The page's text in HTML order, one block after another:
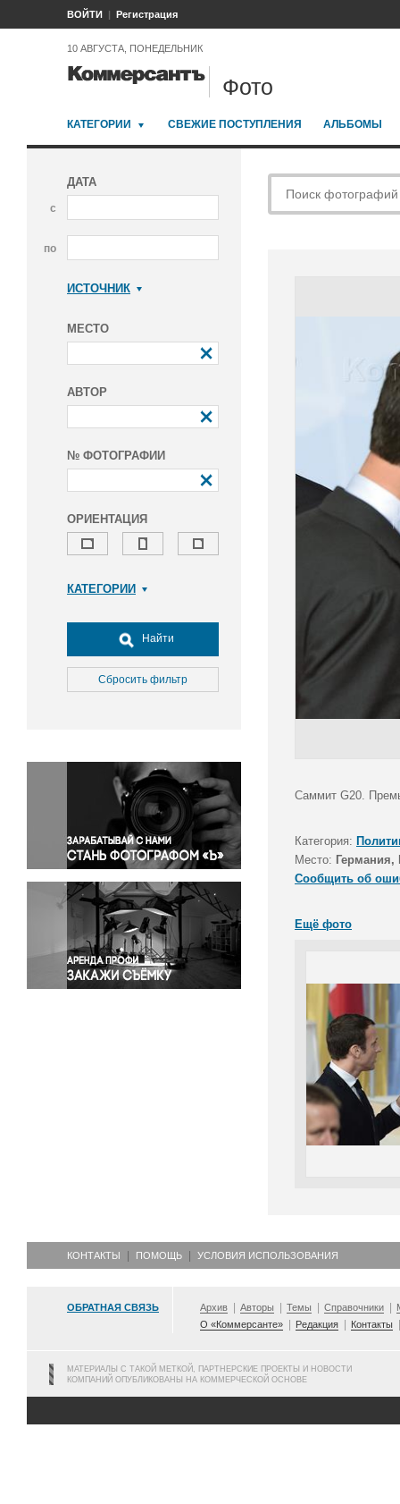
ВОЙТИ Регистрация
10 АВГУСТА, ПОНЕДЕЛЬНИК
Фото
КАТЕГОРИИ СВЕЖИЕ ПОСТУПЛЕНИЯ АЛЬБОМЫ
ДАТА
с
по
ИСТОЧНИК
МЕСТО
АВТОР
№ ФОТОГРАФИИ
ОРИЕНТАЦИЯ
КАТЕГОРИИ
Досуг, туризм и отдых
Культура
Медицина
Окружающая среда
Политика
Правосудие
Происшествия и конфликты
Религия
Светская жизнь
Спорт
Экология
Экономика и бизнес
Найти
Сбросить фильтр
Саммит G20.
Категория:
Место: Германия,
Сообщить об
Ещё фото
КОНТАКТЫ ПОМОЩЬ УСЛОВИЯ ИСПОЛЬЗОВАНИЯ
ОБРАТНАЯ СВЯЗЬ Архив Авторы Темы Справочники
О «Коммерсанте»
Редакция Контакты
МАТЕРИАЛЫ С ТАКОЙ МЕТКОЙ, ПАРТНЕРСКИЕ ПРОЕКТЫ И НОВОСТИ
КОМПАНИЙ ОПУБЛИКОВАНЫ НА КОММЕРЧЕСКОЙ ОСНОВЕ